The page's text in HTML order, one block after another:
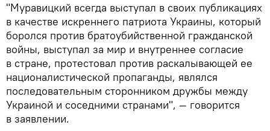
"Муравицкий всегда выступал в своих публикациях
в качестве искреннего патриота Украины, который
боролся против братоубийственной гражданской
войны, выступал за мир и внутреннее согласие
в стране, протестовал против раскалывающей ее
националистической пропаганды, являлся
последовательным сторонником дружбы между
Украиной и соседними странами", — говорится
в заявлении.